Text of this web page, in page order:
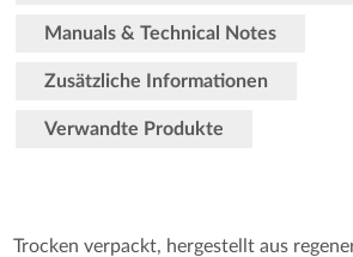
Manuals & Technical Notes
Zusätzliche Informationen
Verwandte Produkte
Trocken verpackt, hergestellt aus